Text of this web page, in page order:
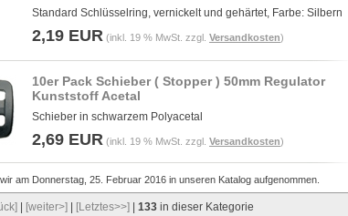
Standard Schlüsselring, vernickelt und gehärtet, Farbe: Silbern
2,19 EUR (inkl. 19 % MwSt. zzgl. Versandkosten)
10er Pack Schieber ( Stopper ) 50mm Regulator
Kunststoff Acetal
Schieber in schwarzem Polyacetal
2,69 EUR (inkl. 19 % MwSt. zzgl. Versandkosten)
am Donnerstag, 25. Februar 2016 in unseren Katalog aufgenommen.
[weiter>] [Letztes>>] 133 in dieser Kategorie